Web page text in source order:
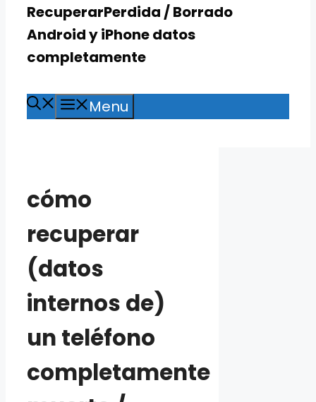
RecuperarPerdida / Borrado
Android y iPhone datos
completamente
Menu
cómo
recuperar
(datos
internos de)
un teléfono
completamente